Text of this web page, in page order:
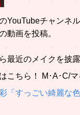
YouTubeチャンネ
動画を投稿。
最近のメイクを披
こちら！ M･A･C/
「すっごい綺麗な